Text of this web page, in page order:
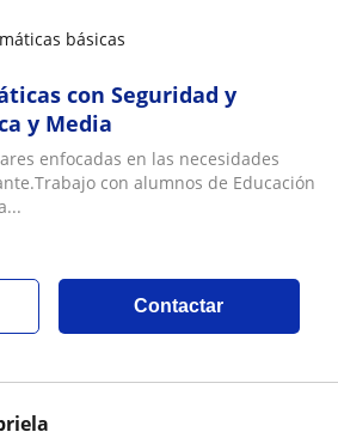
básicas
con Seguridad y
y Media
enfocadas en las necesidades
con alumnos de Educación
Contactar